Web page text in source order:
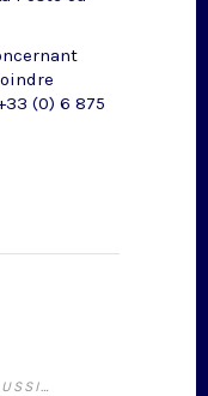
(0) 6 875